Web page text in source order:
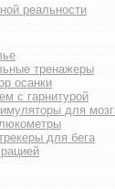
реальности
тренажеры
осанки
с гарнитурой
для
для бега